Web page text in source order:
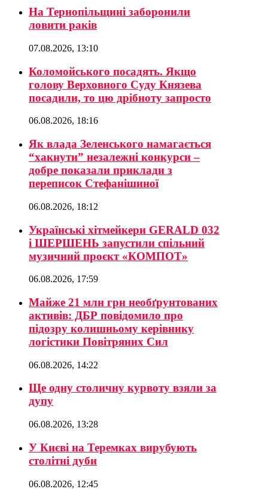
На Тернопільщині заборонили
ловити раків
07.08.2026, 13:10
Коломойського посадять. Якщо
голову Верховного Суду Князева
посадили, то цю дрібноту запросто
06.08.2026, 18:16
Як влада Зеленського намагається
“хакнути” незалежні конкурси –
добре показали приклади з
переписок Стефанішиної
06.08.2026, 18:12
Українські хітмейкери GERALD 032
і ШЕРШЕНЬ запустили спільний
музичний проєкт «КОМПОТ»
06.08.2026, 17:59
Майже 21 млн грн необґрунтованих
активів: ДБР повідомило про
підозру колишньому керівнику
логістики Повітряних Сил
06.08.2026, 14:22
Ще одну столичну курвоту взяли за
дупу
06.08.2026, 13:28
У Києві на Теремках вирубують
столітні дуби
06.08.2026, 12:45